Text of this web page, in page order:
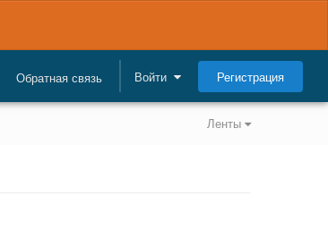
Обратная связь Войти Регистрация
Ленты